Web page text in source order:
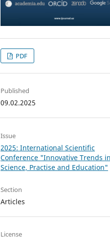
PDF
Published
09.02.2025
Issue
2025: International Scientific
Conference "Innovative Trends in
Science, Practise and Education"
Section
Articles
License